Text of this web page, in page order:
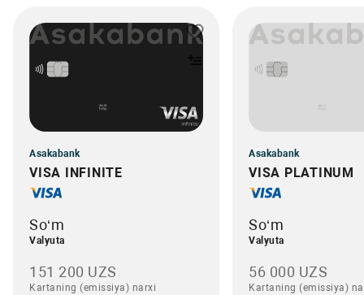
Asakabank
VISA INFINITE
So‘m
Valyuta
151 200 UZS
Kartaning (emissiya) narxi
Asakabank
VISA PLATINUM
So‘m
Valyuta
56 000 UZS
Kartaning (emissiya)